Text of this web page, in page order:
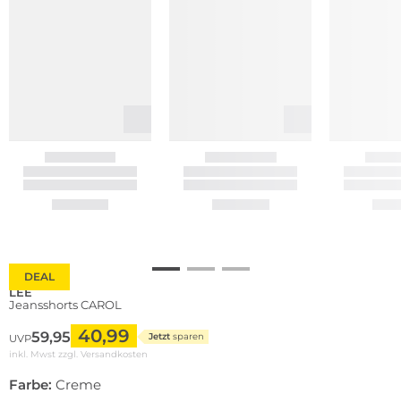
DEAL
LEE
Jeansshorts CAROL
UVP59,95 40,99 Jetzt sparen
inkl. Mwst zzgl. Versandkosten
Farbe: Creme